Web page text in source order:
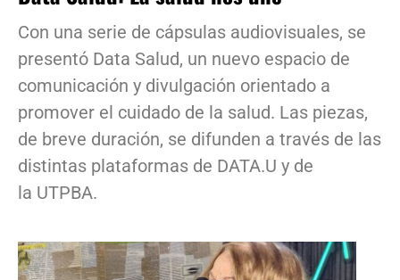
Con una serie de cápsulas audiovisuales, se
presentó Data Salud, un nuevo espacio de
comunicación y divulgación orientado a
promover el cuidado de la salud. Las piezas,
de breve duración, se difunden a través de las
distintas plataformas de DATA.U y de
la UTPBA.